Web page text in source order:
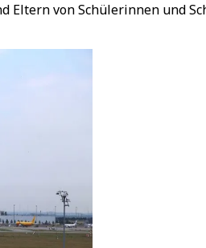
Eltern von Schülerinnen und